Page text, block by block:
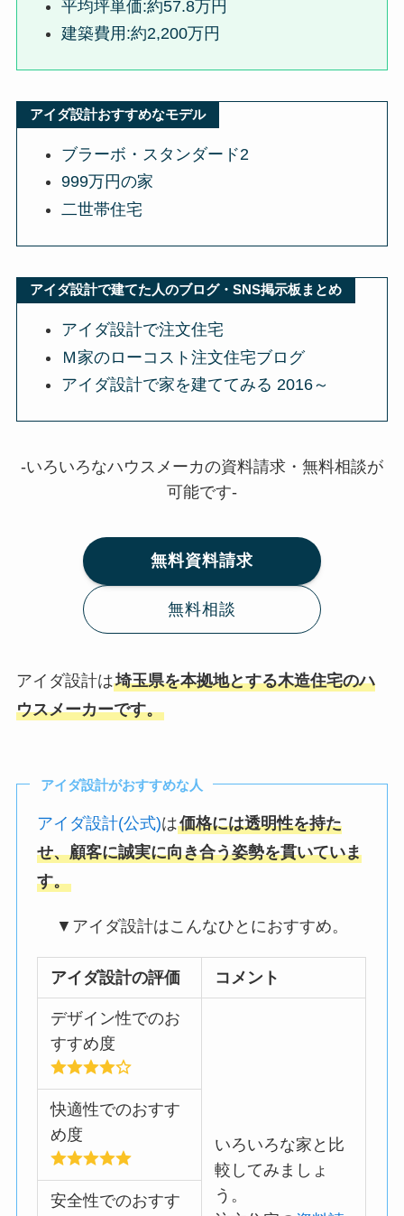
平均坪単価:約57.8万円
建築費用:約2,200万円
アイダ設計おすすめなモデル
ブラーボ・スタンダード2
999万円の家
二世帯住宅
アイダ設計で建てた人のブログ・SNS掲示板まとめ
アイダ設計で注文住宅
Ｍ家のローコスト注文住宅ブログ
アイダ設計で家を建ててみる 2016～
-いろいろなハウスメーカの資料請求・無料相談が
可能です-
無料資料請求
無料相談
アイダ設計は埼玉県を本拠地とする木造住宅のハ
ウスメーカーです。
アイダ設計がおすすめな人
アイダ設計(公式)は価格には透明性を持た
せ、顧客に誠実に向き合う姿勢を貫いていま
す。
▼アイダ設計はこんなひとにおすすめ。
アイダ設計の評価 コメント
デザイン性でのお
すすめ度
いろいろな家と比
較してみましょ
う。
快適性でのおすす
め度
安全性でのおすす